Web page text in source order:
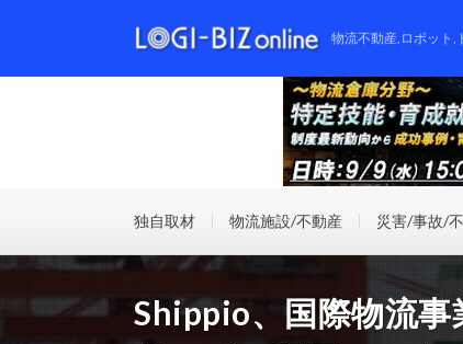
物流不動産,ロボット,
独自取材 物流施設/不動産 災害/事故/
Shippio、国際物流